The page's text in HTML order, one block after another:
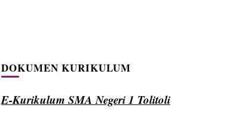
DOKUMEN KURIKULUM
E-Kurikulum SMA Negeri 1 Tolitoli